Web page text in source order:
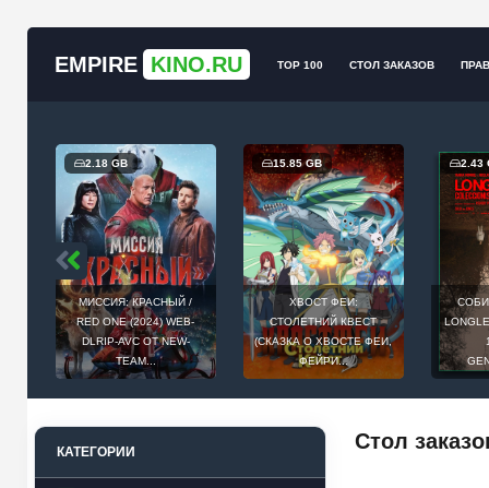
EMPIRE KINO.RU TOP 100 СТОЛ ЗАКАЗОВ
2.18 GB
МИССИЯ: КРАСНЫЙ /
RED ONE (2024) WEB-
DLRIP-AVC ОТ NEW-
TEAM...
15.85 GB
ХВОСТ ФЕИ:
СТОЛЕТНИЙ КВЕСТ
(СКАЗКА О ХВОСТЕ ФЕИ,
ФЕЙРИ...
2.43 GB
LONGLEGS
КАТЕГОРИИ Стол